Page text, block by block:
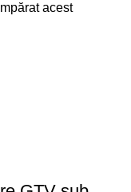
acest